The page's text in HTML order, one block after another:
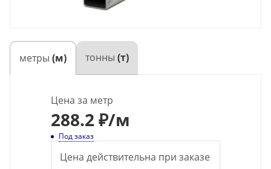
метры (м) тонны (т)
Цена за метр
288.2 ₽/м
Под заказ
Цена действительна при заказе